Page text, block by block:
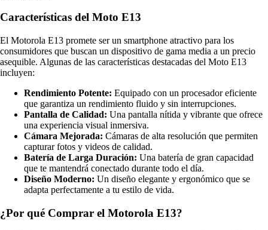
Características del Moto E13
El Motorola E13 promete ser un smartphone atractivo para los
consumidores que buscan un dispositivo de gama media a un precio
asequible. Algunas de las características destacadas del Moto E13
incluyen:
Rendimiento Potente: Equipado con un procesador eficiente
que garantiza un rendimiento fluido y sin interrupciones.
Pantalla de Calidad: Una pantalla nítida y vibrante que ofrece
una experiencia visual inmersiva.
Cámara Mejorada: Cámaras de alta resolución que permiten
capturar fotos y videos de calidad.
Batería de Larga Duración: Una batería de gran capacidad
que te mantendrá conectado durante todo el día.
Diseño Moderno: Un diseño elegante y ergonómico que se
adapta perfectamente a tu estilo de vida.
¿Por qué Comprar el Motorola E13?